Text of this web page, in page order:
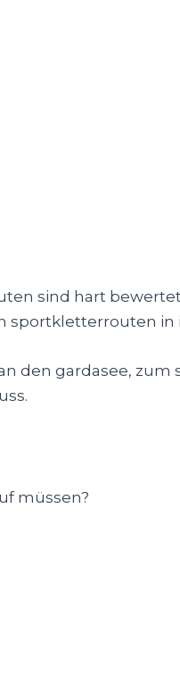
sind hart
sportkletterrouten
den gardasee,
müssen?